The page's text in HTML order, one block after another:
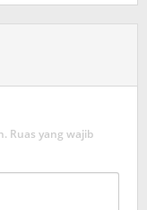
Ruas yang wajib